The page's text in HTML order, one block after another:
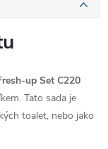
up Set C220
Tato sada je
toalet, nebo jako